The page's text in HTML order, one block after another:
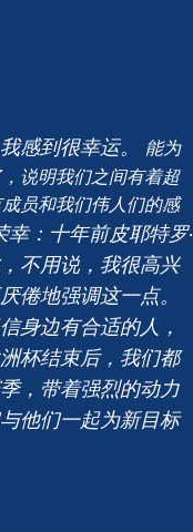
感到很幸运。
能为
说明我们之间有着超
员和我们伟人们的感
：十年前皮耶特罗·
不用说，我很高兴
倦地强调这一点。
身边有合适的人，
杯结束后，我们都
，带着强烈的动力
他们一起为新目标